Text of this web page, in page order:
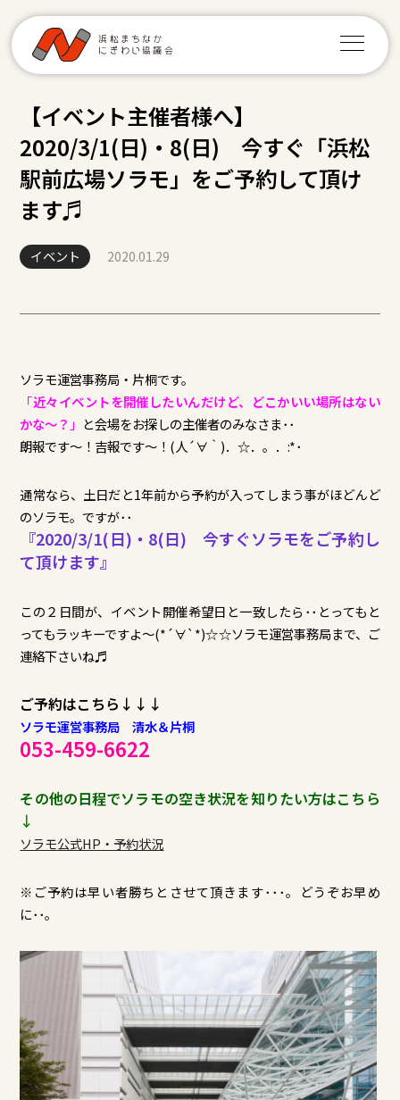
【イベント主催者様へ】
2020/3/1(日)・8(日) 今すぐ「浜松
駅前広場ソラモ」をご予約して頂け
ます♬
イベント 2020.01.29
ソラモ運営事務局・片桐です。
「近々イベントを開催したいんだけど、どこかいい場所はない
かな～？ 」 と会場をお探しの主催者のみなさま･･
朗報です～！吉報です～！(人´∀｀)．☆．。．:*･
通常なら、土日だと1年前から予約が入ってしまう事がほどんど
のソラモ。ですが･･
『2020/3/1(日)・8(日) 今すぐソラモをご予約し
て頂けます』
この２日間が、イベント開催希望日と一致したら･･とってもと
ってもラッキーですよ～(*´∀`*)☆☆ソラモ運営事務局まで、ご
連絡下さいね♬
ご予約はこちら↓↓↓
ソラモ運営事務局 清水＆片桐
053-459-6622
その他の日程でソラモの空き状況を知りたい方はこちら
↓
ソラモ公式HP・予約状況
※ご予約は早い者勝ちとさせて頂きます･･･。どうぞお早め
に･･。